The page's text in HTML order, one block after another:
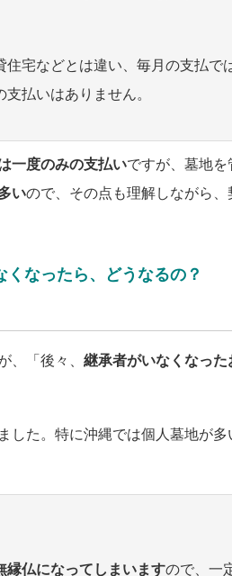
宅などとは違い、毎月の支払で
払いはありません。
一度のみの支払いですが、墓地
いので、その点も理解しながら、
くなったら、どうなるの？
、「後々、 継承者がいなくなった
した。特に沖縄では個人墓地が多
縁仏になってしまいますので、一